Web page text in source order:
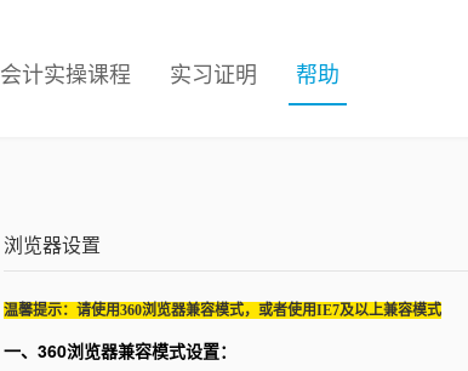
会计实操课程 实习证明 帮助
浏览器设置
温馨提示：请使用360浏览器兼容模式，或者使用IE7及以上兼容模式
一、360浏览器兼容模式设置：